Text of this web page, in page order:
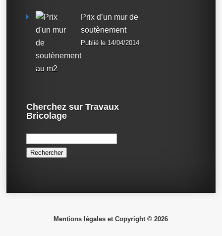
Prix d’un mur de
soutènement
Publié le 14/04/2014
Cherchez sur Travaux
Bricolage
Rechercher :
Mentions légales et Copyright © 2026